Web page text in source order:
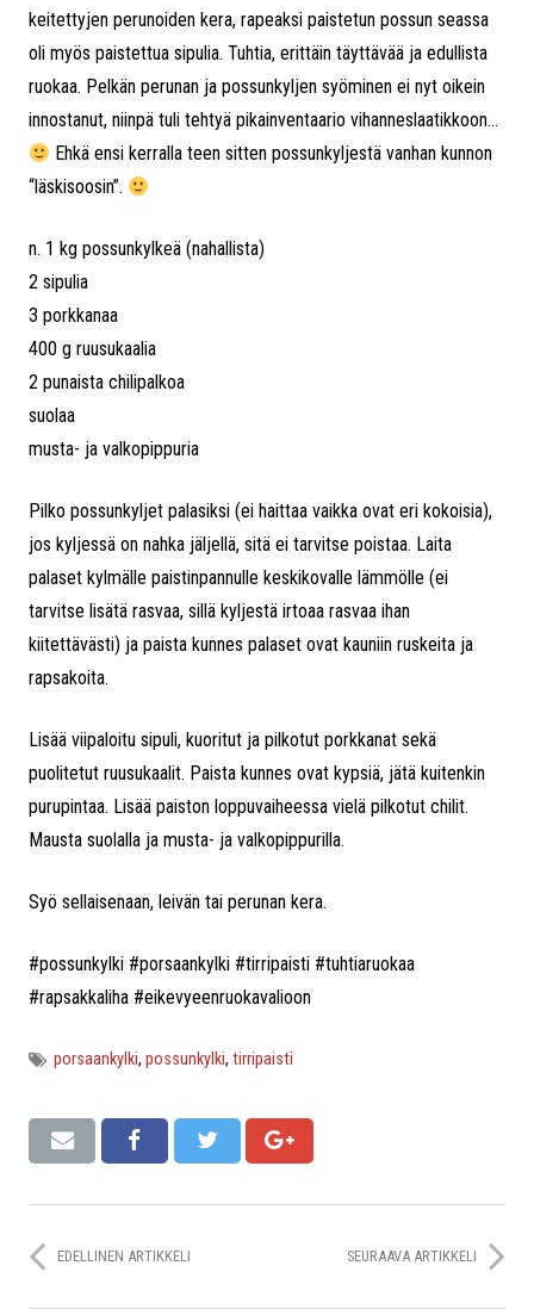
keitettyjen perunoiden kera, rapeaksi paistetun possun seassa
oli myös paistettua sipulia. Tuhtia, erittäin täyttävää ja edullista
ruokaa. Pelkän perunan ja possunkyljen syöminen ei nyt oikein
innostanut, niinpä tuli tehtyä pikainventaario vihanneslaatikkoon…
Ehkä ensi kerralla teen sitten possunkyljestä vanhan kunnon
“läskisoosin”.
n. 1 kg possunkylkeä (nahallista)
2 sipulia
3 porkkanaa
400 g ruusukaalia
2 punaista chilipalkoa
suolaa
musta- ja valkopippuria
Pilko possunkyljet palasiksi (ei haittaa vaikka ovat eri kokoisia),
jos kyljessä on nahka jäljellä, sitä ei tarvitse poistaa. Laita
palaset kylmälle paistinpannulle keskikovalle lämmölle (ei
tarvitse lisätä rasvaa, sillä kyljestä irtoaa rasvaa ihan
kiitettävästi) ja paista kunnes palaset ovat kauniin ruskeita ja
rapsakoita.
Lisää viipaloitu sipuli, kuoritut ja pilkotut porkkanat sekä
puolitetut ruusukaalit. Paista kunnes ovat kypsiä, jätä kuitenkin
purupintaa. Lisää paiston loppuvaiheessa vielä pilkotut chilit.
Mausta suolalla ja musta- ja valkopippurilla.
Syö sellaisenaan, leivän tai perunan kera.
#possunkylki #porsaankylki #tirripaisti #tuhtiaruokaa
#rapsakkaliha #eikevyeenruokavalioon
porsaankylki,possunkylki,tirripaisti
EDELLINEN ARTIKKELI SEURAAVA ARTIKKELI